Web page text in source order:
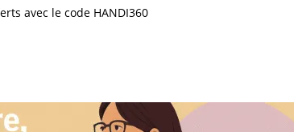
avec le code HANDI360